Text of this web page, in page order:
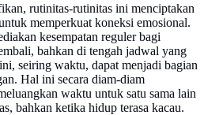
rutinitas-rutinitas ini menciptakan
memperkuat koneksi emosional.
kesempatan reguler bagi
bahkan di tengah jadwal yang
seiring waktu, dapat menjadi bagian
Hal ini secara diam-diam
waktu untuk satu sama lain
bahkan ketika hidup terasa kacau.